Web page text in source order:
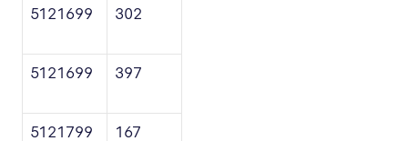
5121699 302
5121699 397
5121799 167